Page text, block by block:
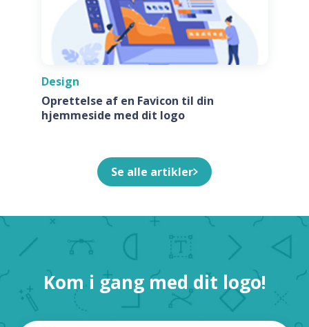
Design
Oprettelse af en Favicon til din
hjemmeside med dit logo
Se alle artikler
Kom i gang med dit logo!